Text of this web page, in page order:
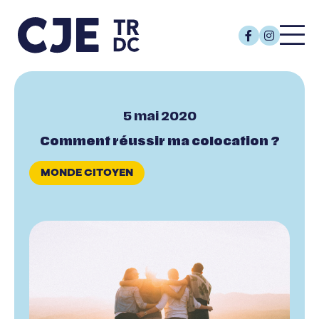
5 mai 2020
Comment réussir ma colocation ?
MONDE CITOYEN